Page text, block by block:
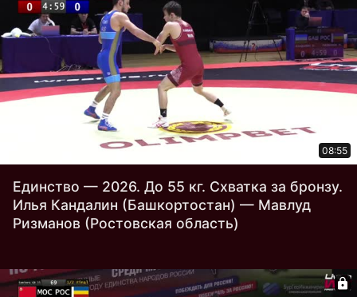
08:55
Единство — 2026. До 55 кг. Схватка за бронзу.
Илья Кандалин (Башкортостан) — Мавлуд
Ризманов (Ростовская область)